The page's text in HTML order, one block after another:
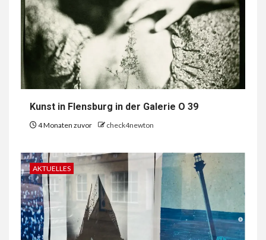
Kunst in Flensburg in der Galerie O 39
4 Monaten zuvor check4newton
AKTUELLES